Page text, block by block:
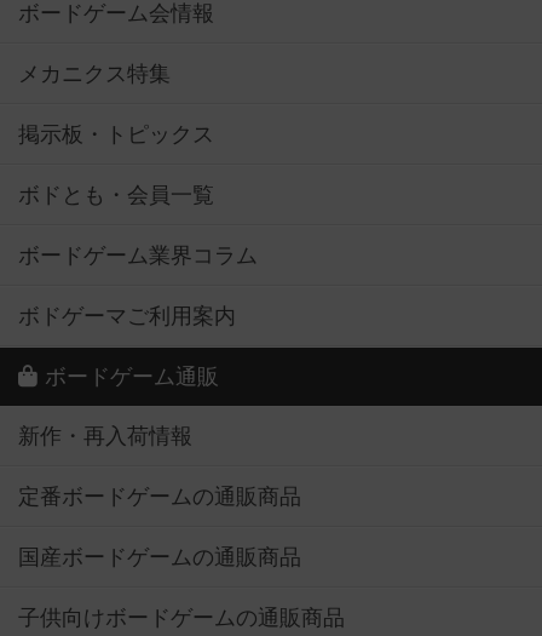
ボードゲーム会情報
メカニクス特集
掲示板・トピックス
ボドとも・会員一覧
ボードゲーム業界コラム
ボドゲーマご利用案内
ボードゲーム通販
新作・再入荷情報
定番ボードゲームの通販商品
国産ボードゲームの通販商品
子供向けボードゲームの通販商品